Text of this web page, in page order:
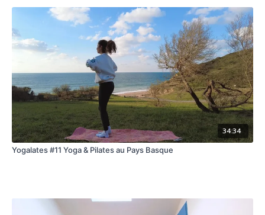
34:34
Yogalates #11 Yoga & Pilates au Pays Basque